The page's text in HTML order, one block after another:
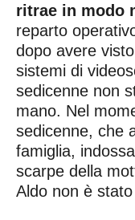
ritrae in modo
reparto
dopo avere
sistemi di
sedicenne non
mano. Nel
sedicenne, che
famiglia,
scarpe della
Aldo non è